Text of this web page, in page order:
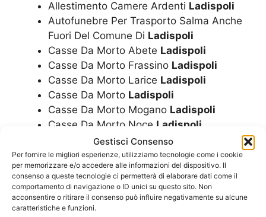
Gestisci Consenso
Per fornire le migliori esperienze, utilizziamo tecnologie come i cookie
per memorizzare e/o accedere alle informazioni del dispositivo. Il
consenso a queste tecnologie ci permetterà di elaborare dati come il
comportamento di navigazione o ID unici su questo sito. Non
acconsentire o ritirare il consenso può influire negativamente su alcune
caratteristiche e funzioni.
Allestimento Camere Ardenti Ladispoli
Autofunebre Per Trasporto Salma Anche
Fuori Del Comune Di Ladispoli
Casse Da Morto Abete Ladispoli
Casse Da Morto Frassino Ladispoli
Casse Da Morto Larice Ladispoli
Casse Da Morto Ladispoli
Casse Da Morto Mogano Ladispoli
Casse Da Morto Noce Ladispoli
Casse Da Morto RovereLadispoli
Concessione LoculiLadispoli
CoroneLadispoli
Costo CremazioneLadispoli
Costo Funerale CremazioneLadispoli
Costo Funerale Economico